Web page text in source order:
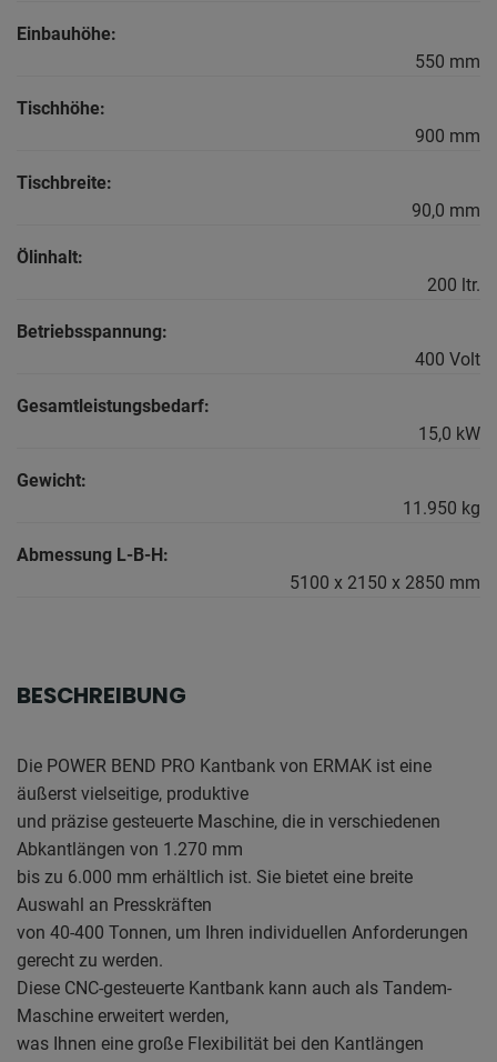
Einbauhöhe:
550 mm
Tischhöhe:
900 mm
Tischbreite:
90,0 mm
Ölinhalt:
200 ltr.
Betriebsspannung:
400 Volt
Gesamtleistungsbedarf:
15,0 kW
Gewicht:
11.950 kg
Abmessung L-B-H:
5100 x 2150 x 2850 mm
BESCHREIBUNG
Die POWER BEND PRO Kantbank von ERMAK ist eine
äußerst vielseitige, produktive
und präzise gesteuerte Maschine, die in verschiedenen
Abkantlängen von 1.270 mm
bis zu 6.000 mm erhältlich ist. Sie bietet eine breite
Auswahl an Presskräften
von 40-400 Tonnen, um Ihren individuellen Anforderungen
gerecht zu werden.
Diese CNC-gesteuerte Kantbank kann auch als Tandem-
Maschine erweitert werden,
was Ihnen eine große Flexibilität bei den Kantlängen